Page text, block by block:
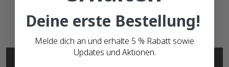
Deine erste Bestellung!
Melde dich an und erhalte 5 % Rabatt sowie
Updates und Aktionen.